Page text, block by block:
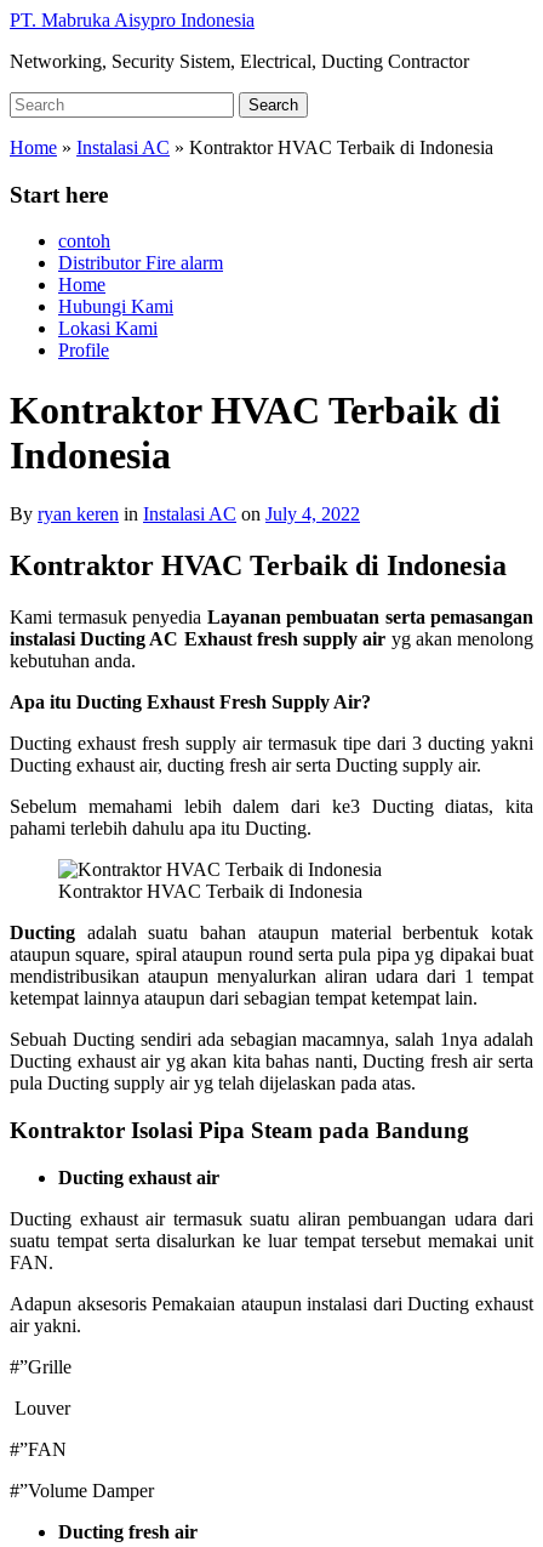
Skip
main
PT. Mabruka Aisypro Indonesia
Networking, Security Sistem, Electrical, Ducting Contractor
Search
for:
Search
Home » Instalasi AC » Kontraktor HVAC Terbaik di Indonesia
Start here
contoh
Distributor Fire alarm
Home
Hubungi Kami
Lokasi Kami
Profile
Kontraktor HVAC Terbaik di
Indonesia
By ryan keren in Instalasi AC on July 4, 2022
Kontraktor HVAC Terbaik di Indonesia
Kami termasuk penyedia Layanan pembuatan serta pemasangan
instalasi Ducting AC Exhaust fresh supply air yg akan menolong
kebutuhan anda.
Apa itu Ducting Exhaust Fresh Supply Air?
Ducting exhaust fresh supply air termasuk tipe dari 3 ducting yakni
Ducting exhaust air, ducting fresh air serta Ducting supply air.
Sebelum memahami lebih dalem dari ke3 Ducting diatas, kita
pahami terlebih dahulu apa itu Ducting.
Kontraktor HVAC Terbaik di Indonesia
Ducting adalah suatu bahan ataupun material berbentuk kotak
ataupun square, spiral ataupun round serta pula pipa yg dipakai buat
mendistribusikan ataupun menyalurkan aliran udara dari 1 tempat
ketempat lainnya ataupun dari sebagian tempat ketempat lain.
Sebuah Ducting sendiri ada sebagian macamnya, salah 1nya adalah
Ducting exhaust air yg akan kita bahas nanti, Ducting fresh air serta
pula Ducting supply air yg telah dijelaskan pada atas.
Kontraktor Isolasi Pipa Steam pada Bandung
Ducting exhaust air
Ducting exhaust air termasuk suatu aliran pembuangan udara dari
suatu tempat serta disalurkan ke luar tempat tersebut memakai unit
FAN.
Adapun aksesoris Pemakaian ataupun instalasi dari Ducting exhaust
air yakni.
#”Grille
Louver
#”FAN
#”Volume Damper
Ducting fresh air